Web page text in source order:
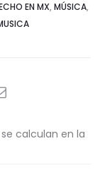
EN MX, MÚSICA,
calculan en la